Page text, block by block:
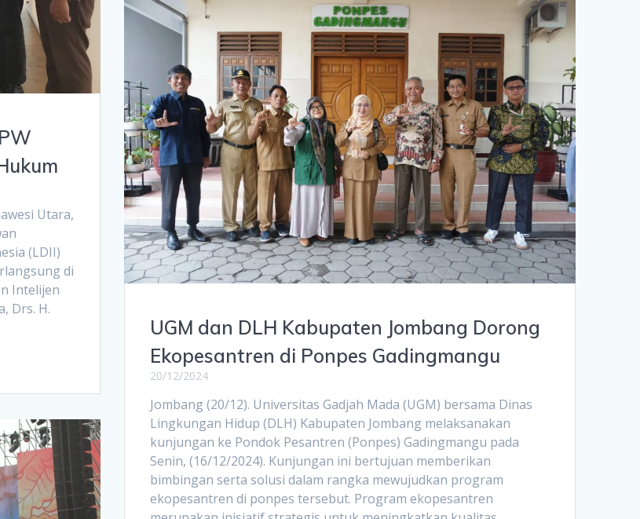
Utara,
(LDII)
di
Intelijen
Drs. H.
UGM dan DLH Kabupaten Jombang Dorong
Ekopesantren di Ponpes Gadingmangu
20/12/2024
Jombang (20/12). Universitas Gadjah Mada (UGM) bersama Dinas
Lingkungan Hidup (DLH) Kabupaten Jombang melaksanakan
kunjungan ke Pondok Pesantren (Ponpes) Gadingmangu pada
Senin, (16/12/2024). Kunjungan ini bertujuan memberikan
bimbingan serta solusi dalam rangka mewujudkan program
ekopesantren di ponpes tersebut. Program ekopesantren